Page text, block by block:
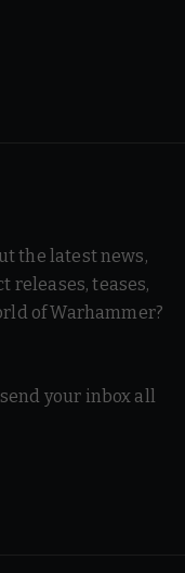
the latest news,
releases, teases,
of Warhammer?
your inbox all